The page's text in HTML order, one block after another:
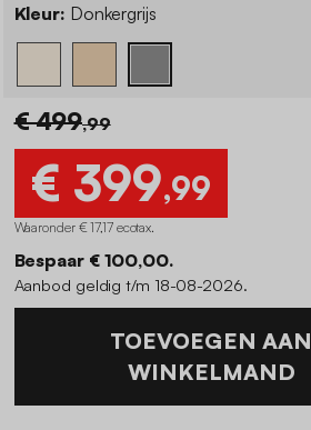
Kleur: Donkergrijs
€ 499,99
€ 399,99
Waaronder € 17,17 ecotax.
Bespaar € 100,00.
Aanbod geldig t/m 18-08-2026.
TOEVOEGEN AAN
WINKELMAND